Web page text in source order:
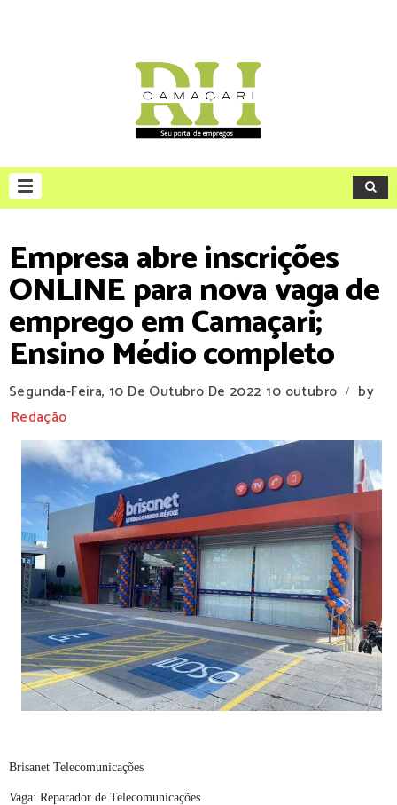
Empresa abre inscrições
ONLINE para nova vaga de
emprego em Camaçari;
Ensino Médio completo
Segunda-Feira, 10 De Outubro De 2022 10 outubro /
by
Redação
Brisanet Telecomunicações
Vaga: Reparador de Telecomunicações